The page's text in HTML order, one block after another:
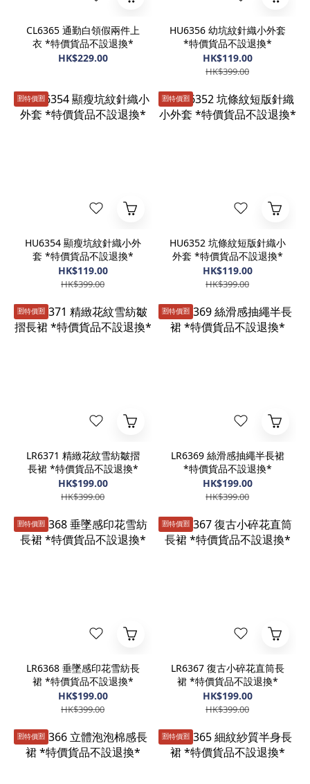
CL6365 通勤白領假兩件上
衣 *特價貨品不設退換*
HK$229.00
HU6356 幼坑紋針織小外套
*特價貨品不設退換*
HK$119.00
HK$399.00
🈹️特價🈹️
HU6354 顯瘦坑紋針織小外
套 *特價貨品不設退換*
HK$119.00
HK$399.00
🈹️特價🈹️
HU6352 坑條紋短版針織小
外套 *特價貨品不設退換*
HK$119.00
HK$399.00
🈹️特價🈹️
LR6371 精緻花紋雪紡皺摺
長裙 *特價貨品不設退換*
HK$199.00
HK$399.00
🈹️特價🈹️
LR6369 絲滑感抽繩半長裙
*特價貨品不設退換*
HK$199.00
HK$399.00
🈹️特價🈹️
LR6368 垂墜感印花雪紡長
裙 *特價貨品不設退換*
HK$199.00
HK$399.00
🈹️特價🈹️
LR6367 復古小碎花直筒長
裙 *特價貨品不設退換*
HK$199.00
HK$399.00
🈹️特價🈹️ 🈹️特價🈹️